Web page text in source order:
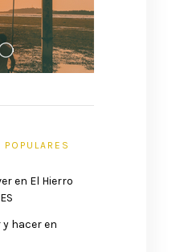
en El Hierro
y hacer en